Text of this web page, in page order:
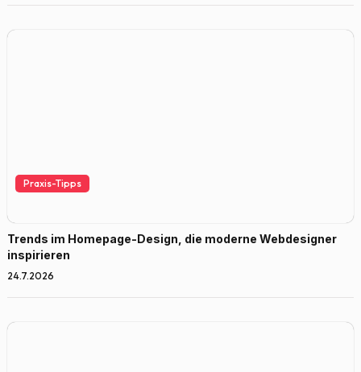
Praxis-Tipps
Trends im Homepage-Design, die moderne Webdesigner
inspirieren
24.7.2026